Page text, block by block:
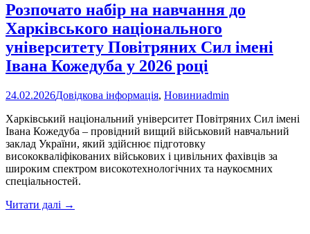
в
умовах
стану:
підсумки
року
Розпочато набір на навчання до
Харківського національного
університету Повітряних Сил імені
Івана Кожедуба у 2026 році
24.02.2026Довідкова інформація, Новиниadmin
Харківський національний університет Повітряних Сил імені
Івана Кожедуба – провідний вищий військовий навчальний
заклад України, який здійснює підготовку
висококваліфікованих військових і цивільних фахівців за
широким спектром високотехнологічних та наукоємних
спеціальностей.
Читати далі Розпочато
→